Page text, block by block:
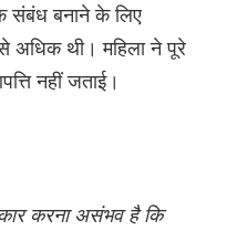
संबंध बनाने के लिए
अधिक थी। महिला ने पूरे
नहीं जताई।
करना असंभव है कि